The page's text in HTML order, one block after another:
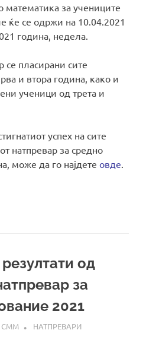
математика за учениците
ќе се одржи на 10.04.2021
година, недела.
се пласирани сите
и втора година, како и
ученици од трета и
успех на сите
натпревар за средно
може да го најдете овде
од
за
2021
СММ НАТПРЕВАРИ